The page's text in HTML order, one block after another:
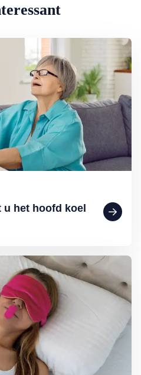
het hoofd koel
houdt u het hoofd koel bij
met mondtape